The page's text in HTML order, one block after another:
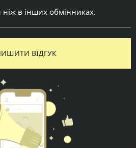
в інших обмінниках.
ВІДГУК